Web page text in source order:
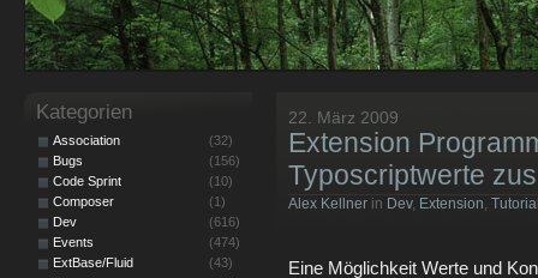
22. März 2009
Extension
Typoscriptwerte
Alex Kellner in Dev, Extension,
Eine Möglichkeit Werte und
Kategorien
Association
(32)
Bugs
(156)
Code Sprint
(10)
Composer
(1)
Dev
(616)
Events
(474)
ExtBase/Fluid
(43)